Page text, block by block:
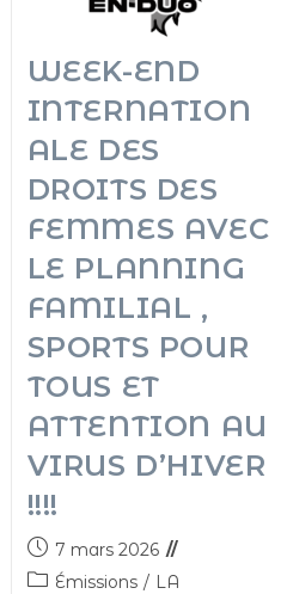
WEEK-END
INTERNATION
ALE DES
DROITS DES
FEMMES AVEC
LE PLANNING
FAMILIAL ,
SPORTS POUR
TOUS ET
ATTENTION AU
VIRUS D’HIVER
!!!!
7 mars 2026
Émissions / LA